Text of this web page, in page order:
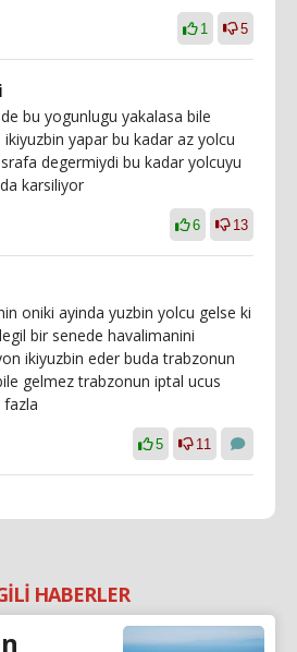
1 5
bu yogunlugu yakalasa bile
yapar bu kadar az yolcu
degermiydi bu kadar yolcuyu
karsiliyor
6 13
oniki ayinda yuzbin yolcu gelse ki
bir senede havalimanini
ikiyuzbin eder buda trabzonun
gelmez trabzonun iptal ucus
fazla
5 11
HABERLER